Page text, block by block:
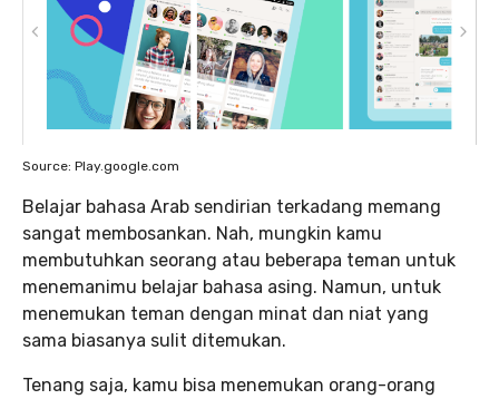
Source: Play.google.com
Belajar bahasa Arab sendirian terkadang memang
sangat membosankan. Nah, mungkin kamu
membutuhkan seorang atau beberapa teman untuk
menemanimu belajar bahasa asing. Namun, untuk
menemukan teman dengan minat dan niat yang
sama biasanya sulit ditemukan.
Tenang saja, kamu bisa menemukan orang-orang